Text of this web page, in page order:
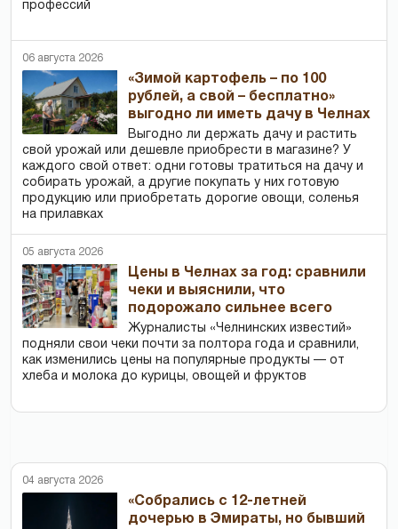
профессий
06 августа 2026
«Зимой картофель – по 100
рублей, а свой – бесплатно»
выгодно ли иметь дачу в Челнах
Выгодно ли держать дачу и растить
свой урожай или дешевле приобрести в магазине? У
каждого свой ответ: одни готовы тратиться на дачу и
собирать урожай, а другие покупать у них готовую
продукцию или приобретать дорогие овощи, соленья
на прилавках
05 августа 2026
Цены в Челнах за год: сравнили
чеки и выяснили, что
подорожало сильнее всего
Журналисты «Челнинских известий»
подняли свои чеки почти за полтора года и сравнили,
как изменились цены на популярные продукты — от
хлеба и молока до курицы, овощей и фруктов
04 августа 2026
«Собрались с 12-летней
дочерью в Эмираты, но бывший